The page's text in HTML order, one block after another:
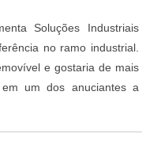
Soluções Industriais
no ramo industrial.
e gostaria de mais
um dos anuciantes a